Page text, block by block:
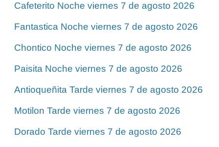
Cafeterito Noche viernes 7 de agosto 2026
Fantastica Noche viernes 7 de agosto 2026
Chontico Noche viernes 7 de agosto 2026
Paisita Noche viernes 7 de agosto 2026
Antioqueñita Tarde viernes 7 de agosto 2026
Motilon Tarde viernes 7 de agosto 2026
Dorado Tarde viernes 7 de agosto 2026